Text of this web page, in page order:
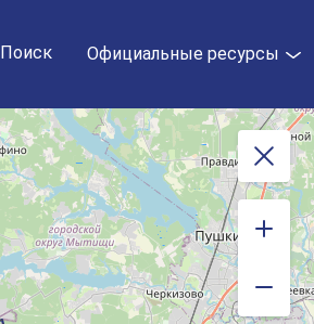
Поиск
Закрыть
Официальные ресурсы
События и новости за 2021 год